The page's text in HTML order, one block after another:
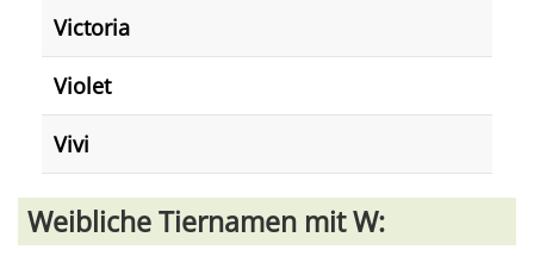
Victoria
Violet
Vivi
Weibliche Tiernamen mit W: